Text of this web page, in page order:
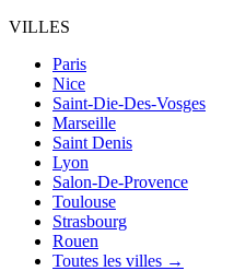
VILLES
Paris
Nice
Saint-Die-Des-Vosges
Marseille
Saint Denis
Lyon
Salon-De-Provence
Toulouse
Strasbourg
Rouen
Toutes les villes →